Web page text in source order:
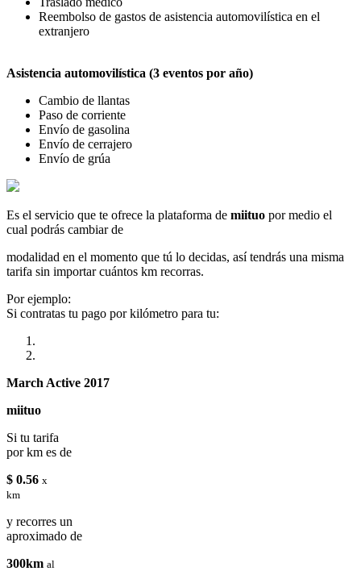
Reembolso de gastos de asistencia automovilística en el
extranjero
Asistencia automovilística (3 eventos por año)
Cambio de llantas
Paso de corriente
Envío de gasolina
Envío de cerrajero
Envío de grúa
Es el servicio que te ofrece la plataforma de miituo por medio el
cual podrás cambiar de
modalidad en el momento que tú lo decidas, así tendrás una misma
tarifa sin importar cuántos km recorras.
Por ejemplo:
Si contratas tu pago por kilómetro para tu:
March Active 2017
miituo
Si tu tarifa
por km es de
$ 0.56 x
km
y recorres un
aproximado de
300km al